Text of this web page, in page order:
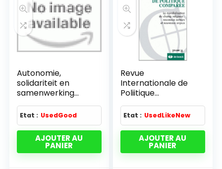
Autonomie,
solidariteit en
samenwerking
colloque 6-7/11/00
reg. brux. cap.
Etat : UsedGood
AJOUTER AU
PANIER
Revue
Internationale de
Poliitique
Comparée 2009/1 –
Vol.16 Wallonie et
Bruxelles : Analyses
et Enje
Etat : UsedLikeNew
AJOUTER AU
PANIER